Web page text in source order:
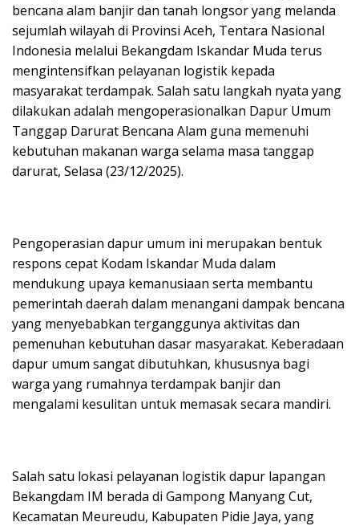
bencana alam banjir dan tanah longsor yang melanda
sejumlah wilayah di Provinsi Aceh, Tentara Nasional
Indonesia melalui Bekangdam Iskandar Muda terus
mengintensifkan pelayanan logistik kepada
masyarakat terdampak. Salah satu langkah nyata yang
dilakukan adalah mengoperasionalkan Dapur Umum
Tanggap Darurat Bencana Alam guna memenuhi
kebutuhan makanan warga selama masa tanggap
darurat, Selasa (23/12/2025).
Pengoperasian dapur umum ini merupakan bentuk
respons cepat Kodam Iskandar Muda dalam
mendukung upaya kemanusiaan serta membantu
pemerintah daerah dalam menangani dampak bencana
yang menyebabkan terganggunya aktivitas dan
pemenuhan kebutuhan dasar masyarakat. Keberadaan
dapur umum sangat dibutuhkan, khususnya bagi
warga yang rumahnya terdampak banjir dan
mengalami kesulitan untuk memasak secara mandiri.
Salah satu lokasi pelayanan logistik dapur lapangan
Bekangdam IM berada di Gampong Manyang Cut,
Kecamatan Meureudu, Kabupaten Pidie Jaya, yang